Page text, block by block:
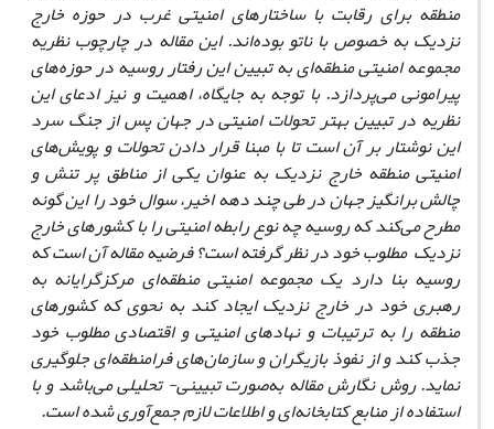
منطقه برای رقابت با ساختارهای امنیتی غرب در حوزه خارج
نزدیک به خصوص با ناتو بوده‌اند. این مقاله در چارچوب نظریه
مجموعه امنیتی منطقه‌ای به تبیین این رفتار روسیه در حوزه‌های
پیرامونی می‌پردازد. با توجه به جایگاه، اهمیت و نیز ادعای این
نظریه در تبیین بهتر تحولات امنیتی در جهان پس از جنگ سرد
این نوشتار بر آن است تا با مبنا قرار دادن تحولات و پویش‌های
امنیتی منطقه خارج نزدیک به عنوان یکی از مناطق پر تنش و
چالش برانگیز جهان در طی چند دهه اخیر، سوال خود را این گونه
مطرح می‌کند که روسیه چه نوع رابطه امنیتی را با کشورهای خارج
نزدیک مطلوب خود در نظر گرفته است؟ فرضیه مقاله آن است که
روسیه بنا دارد یک مجموعه امنیتی منطقه‌ای مرکزگرایانه به
رهبری خود در خارج نزدیک ایجاد کند به نحوی که کشورهای
منطقه را به ترتیبات و نهادهای امنیتی و اقتصادی مطلوب خود
جذب کند و از نفوذ بازیگران و سازمان‌های فرامنطقه‌ای جلوگیری
نماید. روش نگارش مقاله به‌صورت تبیینی- تحلیلی می‌باشد و با
استفاده از منابع کتابخانه‌ای و اطلاعات لازم جمعآوری شده است.